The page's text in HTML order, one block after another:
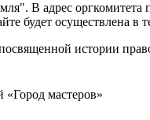
В адрес
будет осуществлена в
истории
«Город мастеров»